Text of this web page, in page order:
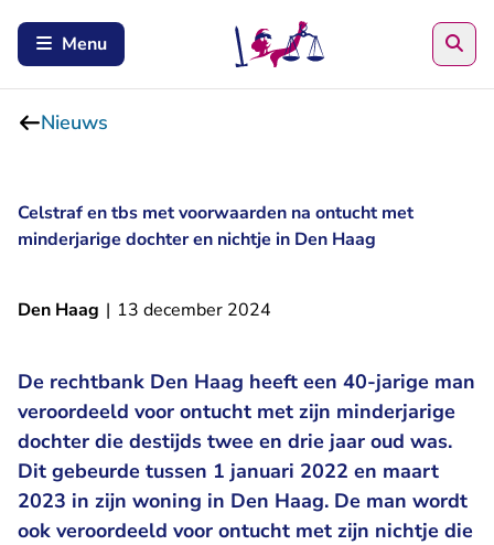
Menu
Nieuws
Celstraf en tbs met voorwaarden na ontucht met
minderjarige dochter en nichtje in Den Haag
Den Haag | 13 december 2024
De rechtbank Den Haag heeft een 40-jarige man
veroordeeld voor ontucht met zijn minderjarige
dochter die destijds twee en drie jaar oud was.
Dit gebeurde tussen 1 januari 2022 en maart
2023 in zijn woning in Den Haag. De man wordt
ook veroordeeld voor ontucht met zijn nichtje die